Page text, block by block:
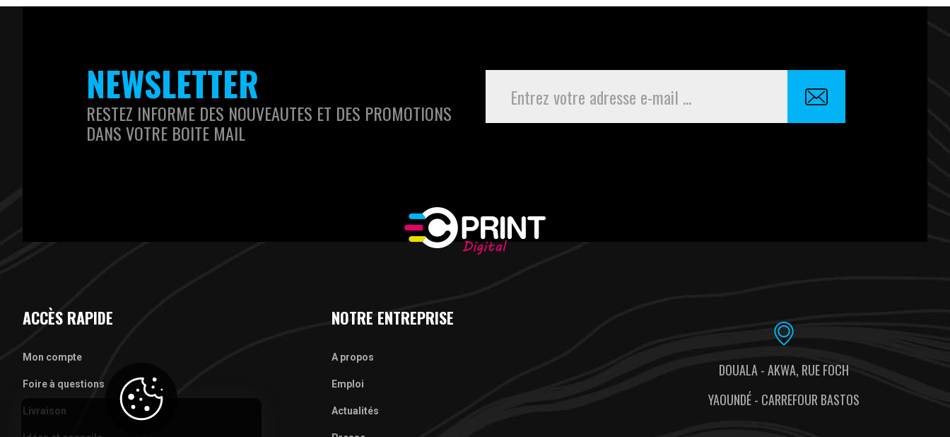
NEWSLETTER
RESTEZ INFORME DES NOUVEAUTES ET DES PROMOTIONS
DANS VOTRE BOITE MAIL
ACCÈS RAPIDE
Mon compte
Foire à questions
Livraison
NOTRE ENTREPRISE
A propos
Emploi
Actualités
DOUALA - AKWA, RUE FOCH
YAOUNDÉ - CARREFOUR BASTOS